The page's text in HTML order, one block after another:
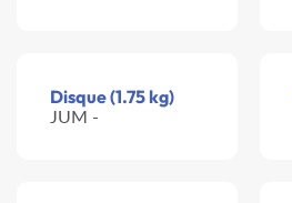
Disque (1.75 kg)
JUM -